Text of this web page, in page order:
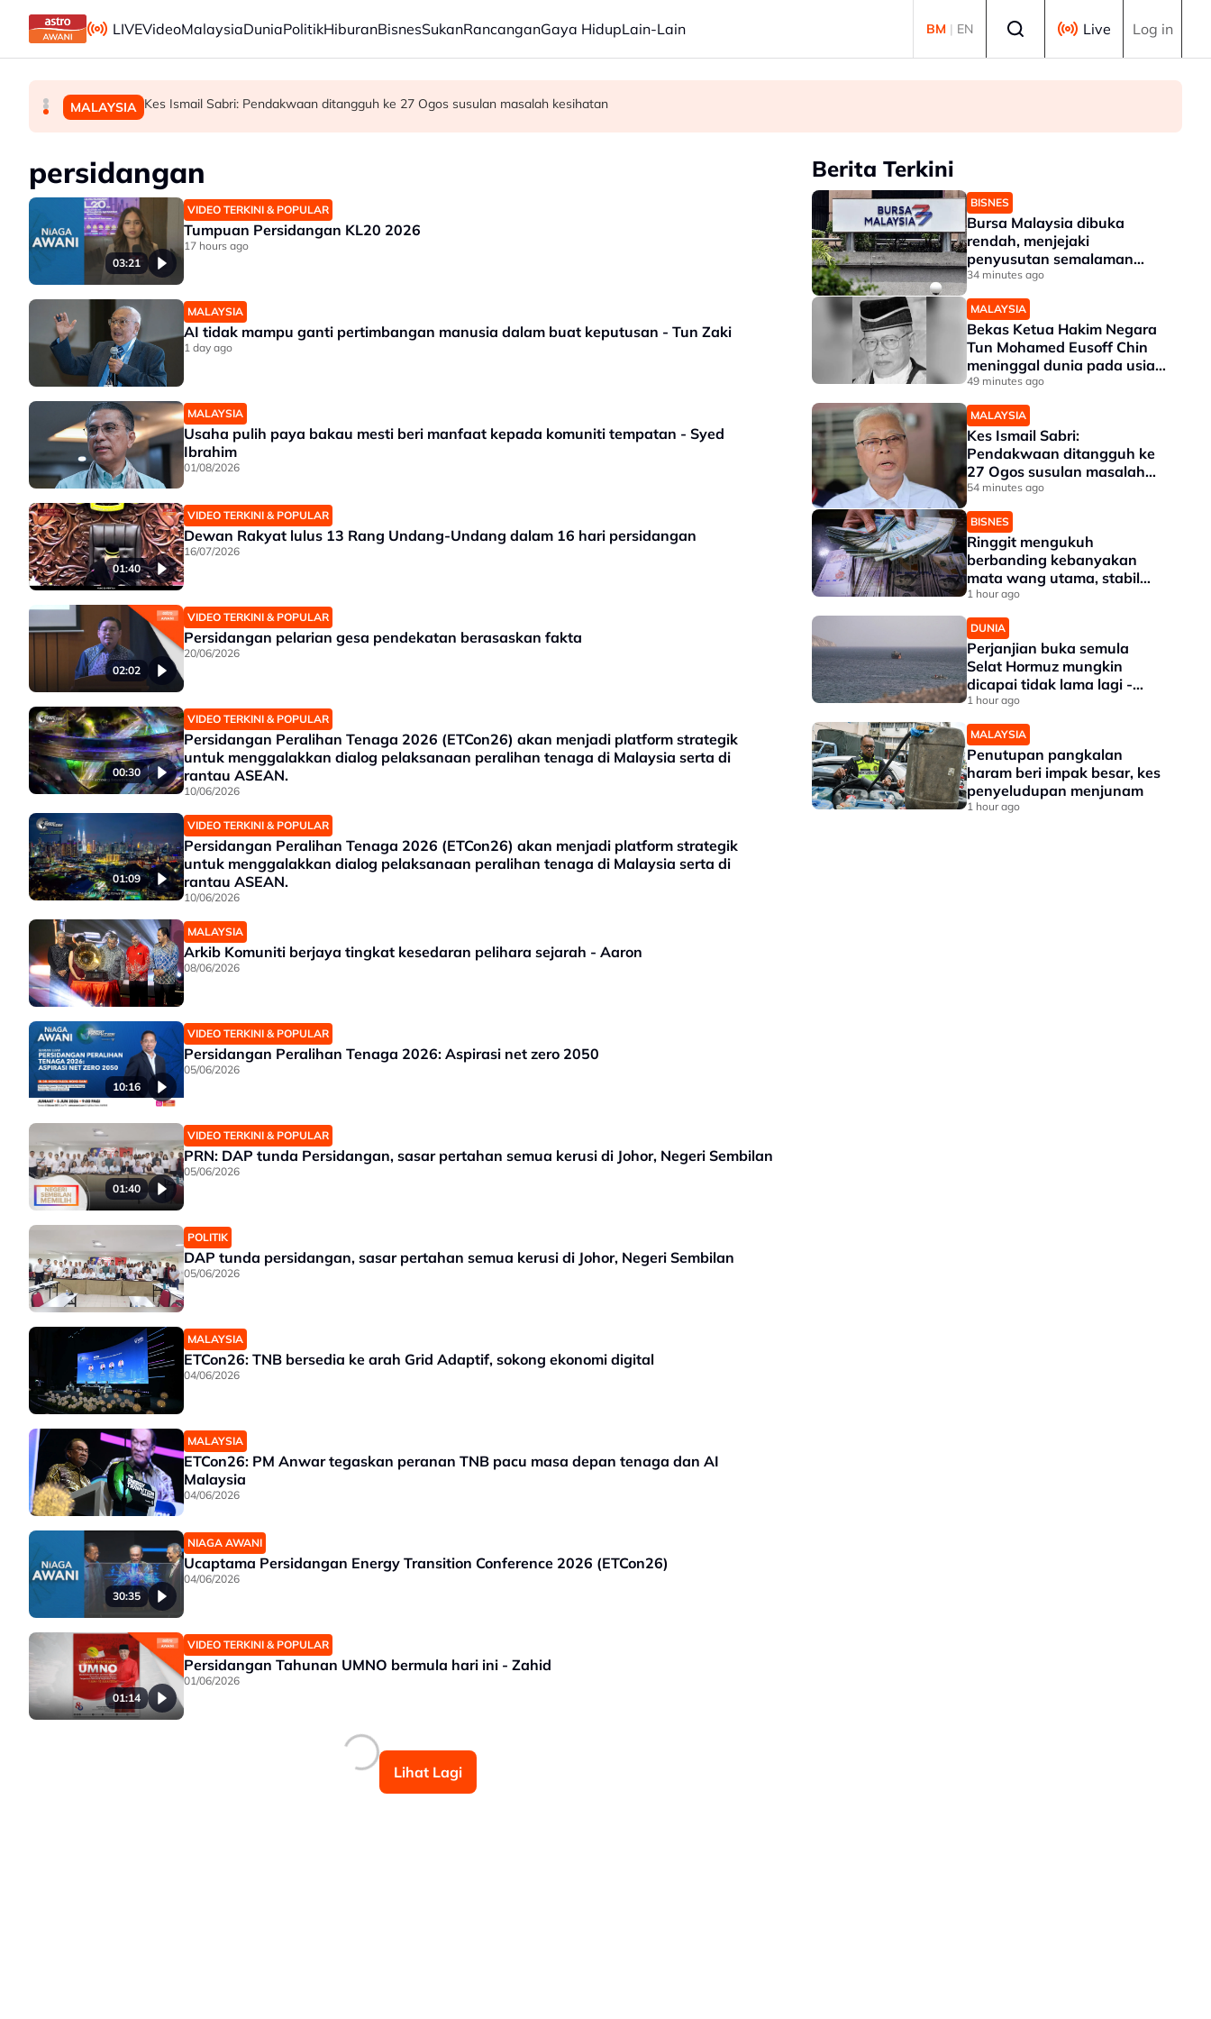
Skip to main content
LIVEVideoMalaysiaDuniaPolitikHiburanBisnesSukanRancanganGaya HidupLain-Lain BM | EN Live Log in
BISNES Bursa Malaysia dibuka rendah, menjejaki penyusutan semalaman Wall Street
MALAYSIA Bekas Ketua Hakim Negara Tun Mohamed Eusoff Chin meninggal dunia pada usia 91 tahun
MALAYSIA Kes Ismail Sabri: Pendakwaan ditangguh ke 27 Ogos susulan masalah kesihatan
persidangan
03:21
VIDEO TERKINI & POPULAR
Tumpuan Persidangan KL20 2026
17 hours ago
MALAYSIA
AI tidak mampu ganti pertimbangan manusia dalam buat keputusan - Tun Zaki
1 day ago
MALAYSIA
Usaha pulih paya bakau mesti beri manfaat kepada komuniti tempatan - Syed
Ibrahim
01/08/2026
01:40
VIDEO TERKINI & POPULAR
Dewan Rakyat lulus 13 Rang Undang-Undang dalam 16 hari persidangan
16/07/2026
02:02
VIDEO TERKINI & POPULAR
Persidangan pelarian gesa pendekatan berasaskan fakta
20/06/2026
00:30
VIDEO TERKINI & POPULAR
Persidangan Peralihan Tenaga 2026 (ETCon26) akan menjadi platform strategik
untuk menggalakkan dialog pelaksanaan peralihan tenaga di Malaysia serta di
rantau ASEAN.
10/06/2026
01:09
VIDEO TERKINI & POPULAR
Persidangan Peralihan Tenaga 2026 (ETCon26) akan menjadi platform strategik
untuk menggalakkan dialog pelaksanaan peralihan tenaga di Malaysia serta di
rantau ASEAN.
10/06/2026
MALAYSIA
Arkib Komuniti berjaya tingkat kesedaran pelihara sejarah - Aaron
08/06/2026
10:16
VIDEO TERKINI & POPULAR
Persidangan Peralihan Tenaga 2026: Aspirasi net zero 2050
05/06/2026
01:40
VIDEO TERKINI & POPULAR
PRN: DAP tunda Persidangan, sasar pertahan semua kerusi di Johor, Negeri Sembilan
05/06/2026
POLITIK
DAP tunda persidangan, sasar pertahan semua kerusi di Johor, Negeri Sembilan
05/06/2026
MALAYSIA
ETCon26: TNB bersedia ke arah Grid Adaptif, sokong ekonomi digital
04/06/2026
MALAYSIA
ETCon26: PM Anwar tegaskan peranan TNB pacu masa depan tenaga dan AI
Malaysia
04/06/2026
30:35
NIAGA AWANI
Ucaptama Persidangan Energy Transition Conference 2026 (ETCon26)
04/06/2026
01:14
VIDEO TERKINI & POPULAR
Persidangan Tahunan UMNO bermula hari ini - Zahid
01/06/2026
Lihat Lagi
Berita Terkini
BISNES
Bursa Malaysia dibuka
rendah, menjejaki
penyusutan semalaman
Wall Street
34 minutes ago
MALAYSIA
Bekas Ketua Hakim Negara
Tun Mohamed Eusoff Chin
meninggal dunia pada usia
91 tahun
49 minutes ago
MALAYSIA
Kes Ismail Sabri:
Pendakwaan ditangguh ke
27 Ogos susulan masalah
kesihatan
54 minutes ago
BISNES
Ringgit mengukuh
berbanding kebanyakan
mata wang utama, stabil
dengan dolar AS
1 hour ago
DUNIA
Perjanjian buka semula
Selat Hormuz mungkin
dicapai tidak lama lagi -
Trump
1 hour ago
MALAYSIA
Penutupan pangkalan
haram beri impak besar, kes
penyeludupan menjunam
1 hour ago